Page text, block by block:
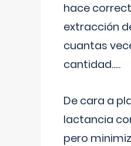
hace
extracción
cuantas
cantidad.....
De cara a
lactancia
pero